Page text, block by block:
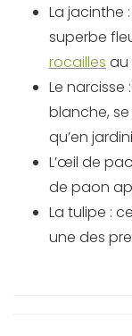
La jacinthe
superbe
rocailles au
Le narcisse
blanche,
qu’en
L’œil de
de paon
La tulipe :
une des